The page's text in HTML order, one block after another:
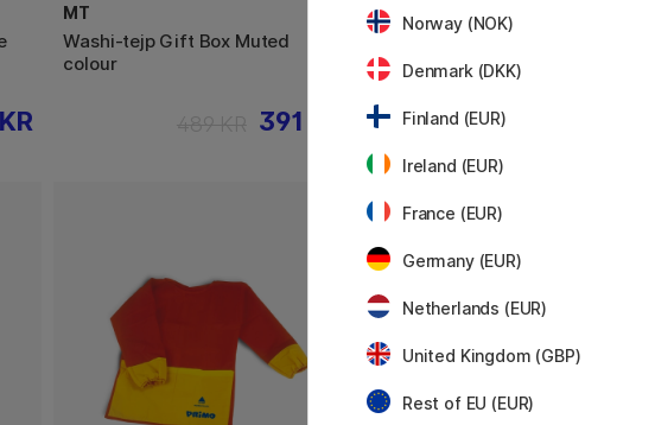
MT
Washi-tejp Gift Box Muted
colour
391 KR
HERMA
Stickers Emojis 3 ark
Norway (NOK)
Denmark (DKK)
Finland (EUR)
Ireland (EUR)
France (EUR)
Germany (EUR)
Netherlands (EUR)
United Kingdom (GBP)
Rest of EU (EUR)